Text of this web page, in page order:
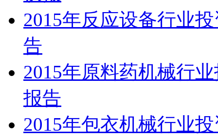
2015年反应设备行业
告
2015年原料药机械行
报告
2015年包衣机械行业